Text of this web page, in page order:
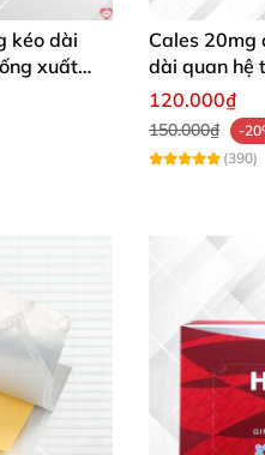
kéo dài
xuất
Cales 20mg
dài quan hệ
120.000₫
150.000₫
-
(390)